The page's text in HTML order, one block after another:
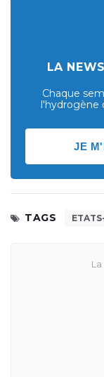
LA
Chaque
JE
TAGS